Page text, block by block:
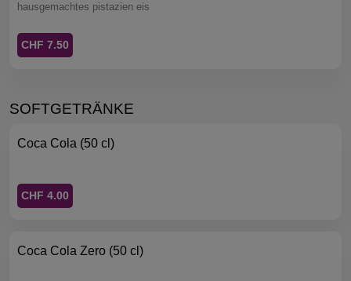
hausgemachtes pistazien eis
CHF 7.50
SOFTGETRÄNKE
Coca Cola (50 cl)
CHF 4.00
Coca Cola Zero (50 cl)